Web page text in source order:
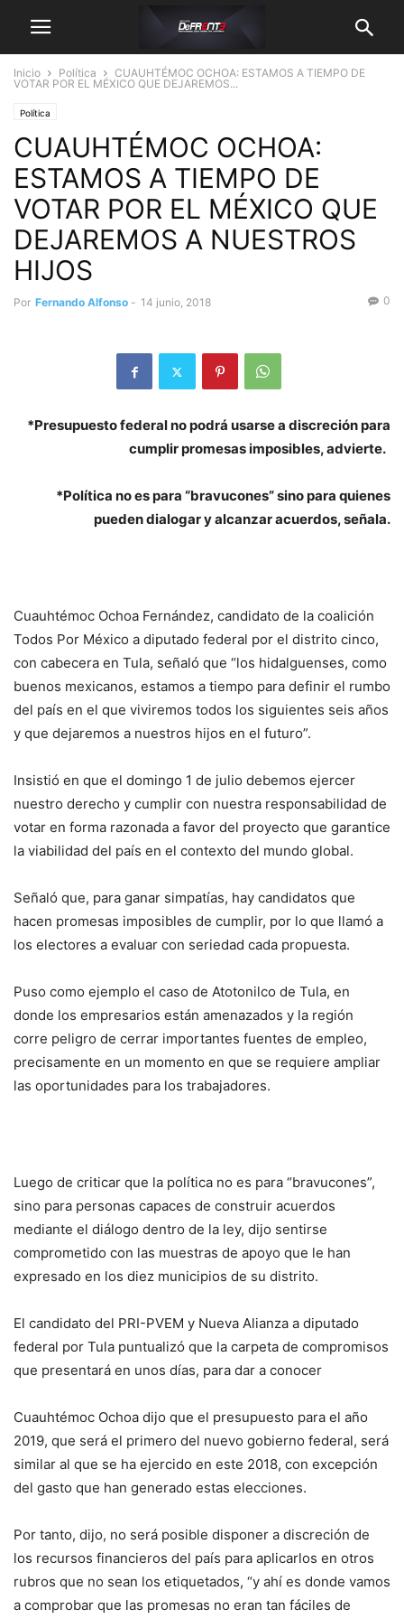
Inicio Política
CUAUHTÉMOC OCHOA: ESTAMOS A TIEMPO DE
VOTAR POR EL MÉXICO QUE DEJAREMOS...
Política
CUAUHTÉMOC OCHOA:
ESTAMOS A TIEMPO DE
VOTAR POR EL MÉXICO QUE
DEJAREMOS A NUESTROS
HIJOS
Por Fernando Alfonso - 14 junio, 2018 0
*Presupuesto federal no podrá usarse a discreción para
cumplir promesas imposibles, advierte.
*Política no es para “bravucones” sino para quienes
pueden dialogar y alcanzar acuerdos, señala.
Cuauhtémoc Ochoa Fernández, candidato de la coalición
Todos Por México a diputado federal por el distrito cinco,
con cabecera en Tula, señaló que “los hidalguenses, como
buenos mexicanos, estamos a tiempo para definir el rumbo
del país en el que viviremos todos los siguientes seis años
y que dejaremos a nuestros hijos en el futuro”.
Insistió en que el domingo 1 de julio debemos ejercer
nuestro derecho y cumplir con nuestra responsabilidad de
votar en forma razonada a favor del proyecto que garantice
la viabilidad del país en el contexto del mundo global.
Señaló que, para ganar simpatías, hay candidatos que
hacen promesas imposibles de cumplir, por lo que llamó a
los electores a evaluar con seriedad cada propuesta.
Puso como ejemplo el caso de Atotonilco de Tula, en
donde los empresarios están amenazados y la región
corre peligro de cerrar importantes fuentes de empleo,
precisamente en un momento en que se requiere ampliar
las oportunidades para los trabajadores.
Luego de criticar que la política no es para “bravucones”,
sino para personas capaces de construir acuerdos
mediante el diálogo dentro de la ley, dijo sentirse
comprometido con las muestras de apoyo que le han
expresado en los diez municipios de su distrito.
El candidato del PRI-PVEM y Nueva Alianza a diputado
federal por Tula puntualizó que la carpeta de compromisos
que presentará en unos días, para dar a conocer
Cuauhtémoc Ochoa dijo que el presupuesto para el año
2019, que será el primero del nuevo gobierno federal, será
similar al que se ha ejercido en este 2018, con excepción
del gasto que han generado estas elecciones.
Por tanto, dijo, no será posible disponer a discreción de
los recursos financieros del país para aplicarlos en otros
rubros que no sean los etiquetados, “y ahí es donde vamos
a comprobar que las promesas no eran tan fáciles de